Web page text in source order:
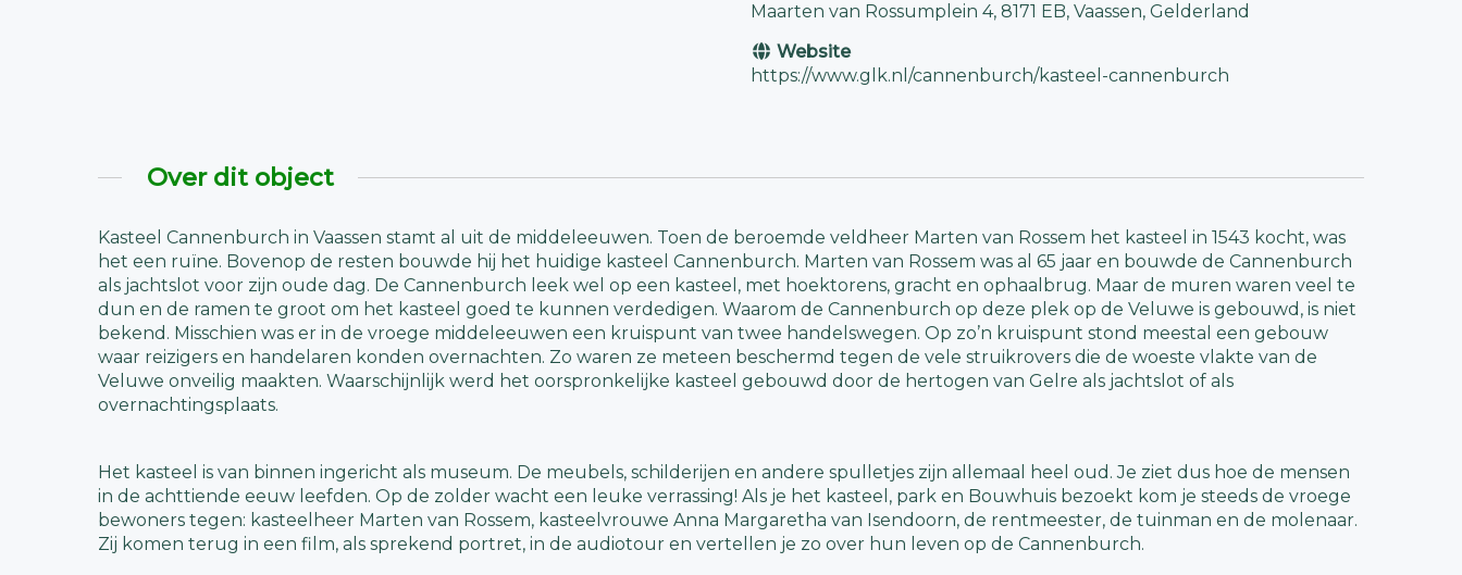
Maarten van Rossumplein 4, 8171 EB, Vaassen, Gelderland
Website
https://www.glk.nl/cannenburch/kasteel-cannenburch
Over dit object
Kasteel Cannenburch in Vaassen stamt al uit de middeleeuwen. Toen de beroemde veldheer Marten van Rossem het kasteel in 1543 kocht, was
het een ruïne. Bovenop de resten bouwde hij het huidige kasteel Cannenburch. Marten van Rossem was al 65 jaar en bouwde de Cannenburch
als jachtslot voor zijn oude dag. De Cannenburch leek wel op een kasteel, met hoektorens, gracht en ophaalbrug. Maar de muren waren veel te
dun en de ramen te groot om het kasteel goed te kunnen verdedigen. Waarom de Cannenburch op deze plek op de Veluwe is gebouwd, is niet
bekend. Misschien was er in de vroege middeleeuwen een kruispunt van twee handelswegen. Op zo’n kruispunt stond meestal een gebouw
waar reizigers en handelaren konden overnachten. Zo waren ze meteen beschermd tegen de vele struikrovers die de woeste vlakte van de
Veluwe onveilig maakten. Waarschijnlijk werd het oorspronkelijke kasteel gebouwd door de hertogen van Gelre als jachtslot of als
overnachtingsplaats.
Het kasteel is van binnen ingericht als museum. De meubels, schilderijen en andere spulletjes zijn allemaal heel oud. Je ziet dus hoe de mensen
in de achttiende eeuw leefden. Op de zolder wacht een leuke verrassing! Als je het kasteel, park en Bouwhuis bezoekt kom je steeds de vroege
bewoners tegen: kasteelheer Marten van Rossem, kasteelvrouwe Anna Margaretha van Isendoorn, de rentmeester, de tuinman en de molenaar.
Zij komen terug in een film, als sprekend portret, in de audiotour en vertellen je zo over hun leven op de Cannenburch.